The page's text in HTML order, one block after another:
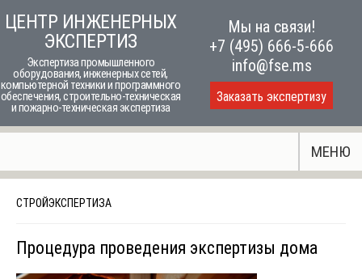
to
content
ЦЕНТР ИНЖЕНЕРНЫХ
ЭКСПЕРТИЗ
Экспертиза промышленного
оборудования, инженерных сетей,
компьютерной техники и программного
обеспечения, строительно-техническая
и пожарно-техническая экспертиза
Мы на связи!
+7 (495) 666-5-666
info@fse.ms
Заказать экспертизу
МЕНЮ
СТРОЙЭКСПЕРТИЗА
Процедура проведения экспертизы дома